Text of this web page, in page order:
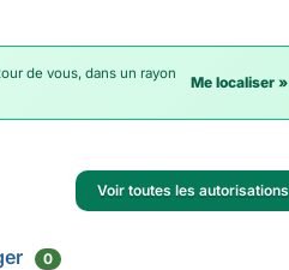
de vous, dans un rayon
Me localiser »
Voir toutes les autorisations
0